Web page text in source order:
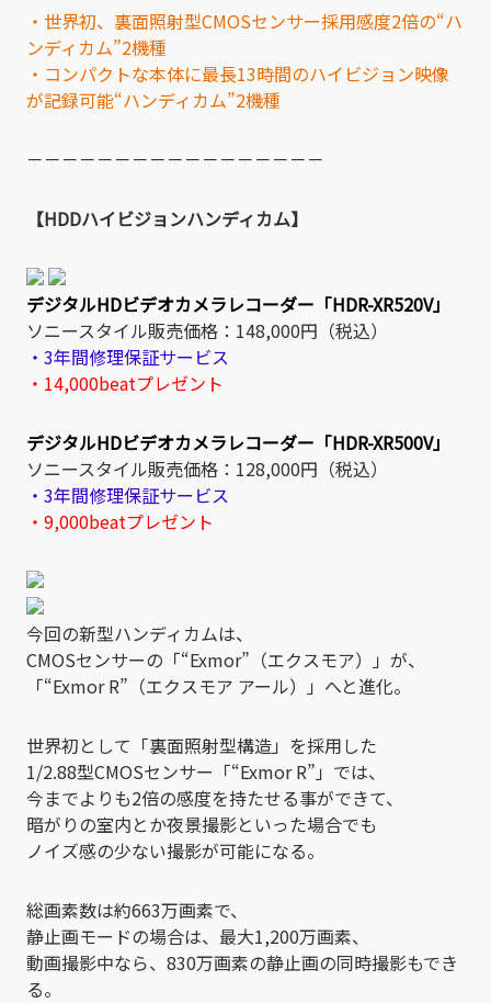
・世界初、裏面照射型CMOSセンサー採用感度2倍の“ハ
ンディカム”2機種
・コンパクトな本体に最長13時間のハイビジョン映像
が記録可能“ハンディカム”2機種
－－－－－－－－－－－－－－－－－
【HDDハイビジョンハンディカム】
デジタルHDビデオカメラレコーダー「HDR-XR520V」
ソニースタイル販売価格：148,000円（税込）
・3年間修理保証サービス
・14,000beatプレゼント
デジタルHDビデオカメラレコーダー「HDR-XR500V」
ソニースタイル販売価格：128,000円（税込）
・3年間修理保証サービス
・9,000beatプレゼント
今回の新型ハンディカムは、
CMOSセンサーの「“Exmor”（エクスモア）」が、
「“Exmor R”（エクスモア アール）」へと進化。
世界初として「裏面照射型構造」を採用した
1/2.88型CMOSセンサー「“Exmor R”」では、
今までよりも2倍の感度を持たせる事ができて、
暗がりの室内とか夜景撮影といった場合でも
ノイズ感の少ない撮影が可能になる。
総画素数は約663万画素で、
静止画モードの場合は、最大1,200万画素、
動画撮影中なら、830万画素の静止画の同時撮影もでき
る。